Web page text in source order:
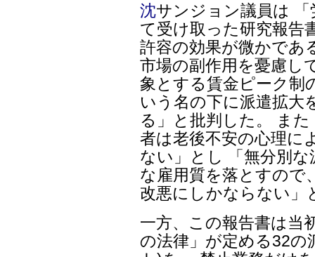
沈サンジョン議員は
て受け取った研究報告
許容の効果が微かであ
市場の副作用を憂慮し
象とする賃金ピーク制
いう名の下に派遣拡大
る」と批判した。 ま
者は老後不安の心理に
ない」とし 「無分別
な雇用質を落とすので
改悪にしかならない」
一方、この報告書は当
の法律」が定める32の